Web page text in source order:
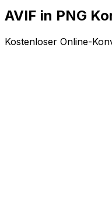
AVIF in PNG
Kostenloser Online-